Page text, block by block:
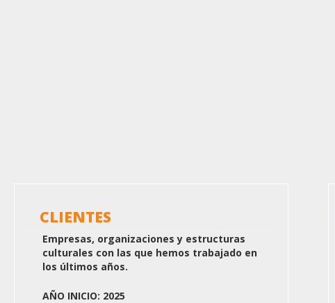
CLIENTES
Empresas, organizaciones y estructuras
culturales con las que hemos trabajado en
los últimos años.
AÑO INICIO: 2025